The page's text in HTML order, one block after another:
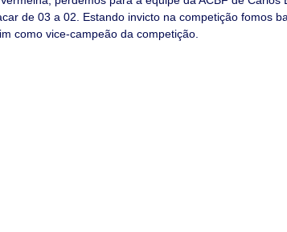
de 03 a 02. Estando invicto na competição fomos
como vice-campeão da competição.